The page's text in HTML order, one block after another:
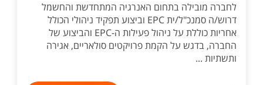
לחברה מובילה בתחום האנרגיה המתחדשת והחשמל
דרוש/ה סמנכ"ל/ית EPC וביצוע תפקיד ניהולי הכולל
אחריות כוללת על ניהול פעילות ה-EPC והביצוע של
החברה, בדגש על הקמת פרויקטים סולאריים, אגירה
ותשתיות ...